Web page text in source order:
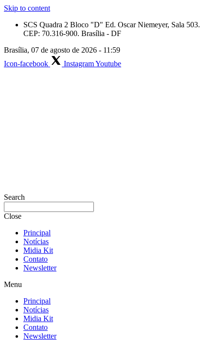
Skip to content
SCS Quadra 2 Bloco "D" Ed. Oscar Niemeyer, Sala 503.
CEP: 70.316-900. Brasília - DF
Brasília, 07 de agosto de 2026 - 11:59
Icon-facebook
InstagramYoutube
Search
Close
Principal
Notícias
Midia Kit
Contato
Newsletter
Menu
Principal
Notícias
Midia Kit
Contato
Newsletter